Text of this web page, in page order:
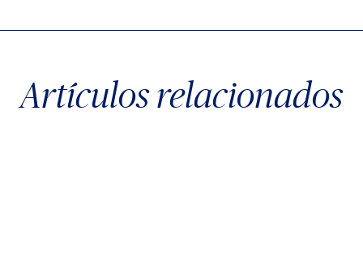
Artículos relacionados